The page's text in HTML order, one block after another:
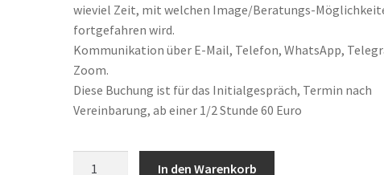
wieviel Zeit, mit welchen Image/Beratungs-
fortgefahren wird.
Kommunikation über E-Mail, Telefon, WhatsApp,
Zoom.
Diese Buchung ist für das Initialgespräch, Termin nach
Vereinbarung, ab einer 1/2 Stunde 60 Euro
In den Warenkorb